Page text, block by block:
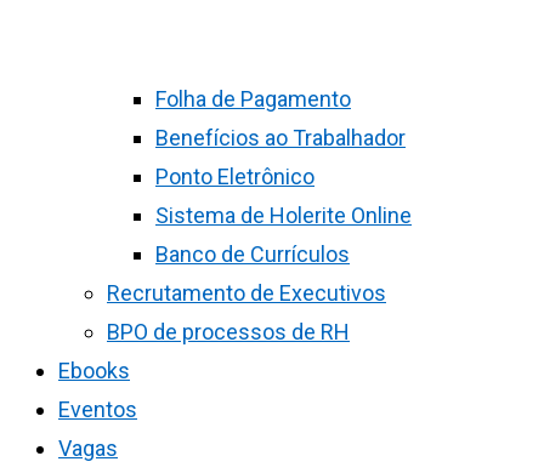
Folha de Pagamento
Benefícios ao Trabalhador
Ponto Eletrônico
Sistema de Holerite Online
Banco de Currículos
Recrutamento de Executivos
BPO de processos de RH
Ebooks
Eventos
Vagas